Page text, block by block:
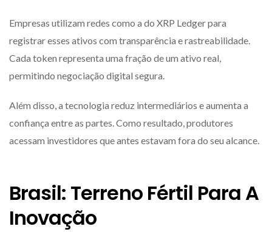
Empresas utilizam redes como a do XRP Ledgerpara
registrar esses ativos com transparência e rastreabilidade.
Cada token representa uma fração de um ativo real,
permitindo negociação digital segura.
Além disso, a tecnologia reduz intermediários e aumenta a
confiança entre as partes. Como resultado, produtores
acessam investidores que antes estavam fora do seu alcance.
Brasil: Terreno Fértil Para A
Inovação